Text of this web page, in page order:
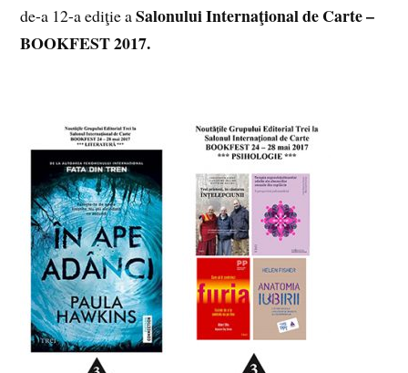
de-a 12-a ediţie aSalonului Internaţional de Carte –
BOOKFEST 2017.